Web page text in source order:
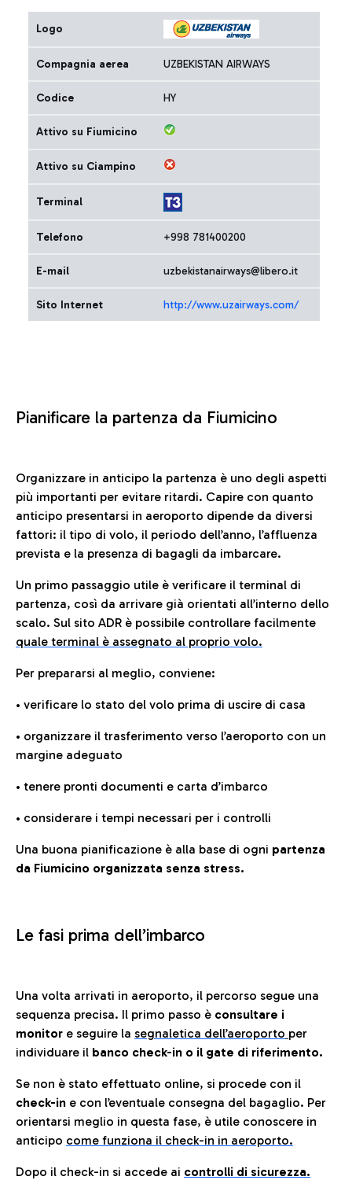
Logo
Compagnia aerea UZBEKISTAN AIRWAYS
Codice HY
Attivo su Fiumicino
Attivo su Ciampino
Terminal
Telefono +998 781400200
E-mail uzbekistanairways@libero.it
Sito Internet http://www.uzairways.com/
Pianificare la partenza da Fiumicino
Organizzare in anticipo la partenza è uno degli aspetti
più importanti per evitare ritardi. Capire con quanto
anticipo presentarsi in aeroporto dipende da diversi
fattori: il tipo di volo, il periodo dell’anno, l’affluenza
prevista e la presenza di bagagli da imbarcare.
Un primo passaggio utile è verificare il terminal di
partenza, così da arrivare già orientati all’interno dello
scalo. Sul sito ADR è possibile controllare facilmente
quale terminal è assegnato al proprio volo.
Per prepararsi al meglio, conviene:
• verificare lo stato del volo prima di uscire di casa
• organizzare il trasferimento verso l’aeroporto con un
margine adeguato
• tenere pronti documenti e carta d’imbarco
• considerare i tempi necessari per i controlli
Una buona pianificazione è alla base di ogni partenza
da Fiumicino organizzata senza stress.
Le fasi prima dell’imbarco
Una volta arrivati in aeroporto, il percorso segue una
sequenza precisa. Il primo passo è consultare i
monitor e seguire la segnaletica dell’aeroporto per
individuare il banco check-in o il gate di riferimento.
Se non è stato effettuato online, si procede con il
check-in e con l’eventuale consegna del bagaglio. Per
orientarsi meglio in questa fase, è utile conoscere in
anticipo come funziona il check-in in aeroporto.
Dopo il check-in si accede ai controlli di sicurezza.